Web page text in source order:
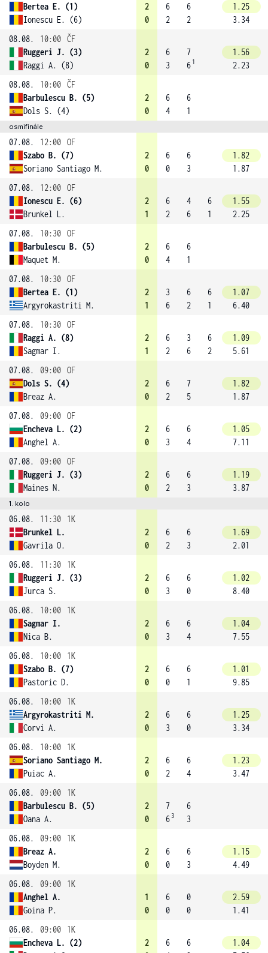
Bertea E. (1)
Ionescu E. (6)
2
0
6
2
6
2
1.25
3.34
08.08.
10:00 ČF
Ruggeri J. (3)
Raggi A. (8)
2
0
6
3
7
6 1
1.56
2.23
08.08.
10:00 ČF
Barbulescu B. (5)
Dols S. (4)
2
0
6
4
6
1
osmifinále
07.08. 12:00 OF
Szabo B. (7)
Soriano Santiago M.
2
0
6
0
6
3
1.82
1.87
07.08.
12:00 OF
Ionescu E. (6)
Brunkel L.
2
1
6
2
4
6
6
1
1.55
2.25
07.08.
10:30 OF
Barbulescu B. (5)
Maquet M.
2
0
6
4
6
1
07.08.
10:30 OF
Bertea E. (1)
Argyrokastriti M.
2
1
3
6
6
2
6
1
1.07
6.40
07.08.
10:30 OF
Raggi A. (8)
Sagmar I.
2
1
6
2
3
6
6
2
1.09
5.61
07.08.
09:00 OF
Dols S. (4)
Breaz A.
2
0
6
2
7
5
1.82
1.87
07.08.
09:00 OF
Encheva L. (2)
Anghel A.
2
0
6
3
6
4
1.05
7.11
07.08.
09:00 OF
Ruggeri J. (3)
Maines N.
2
0
6
2
6
3
1.19
3.87
1. kolo
06.08. 11:30
1K
Brunkel L.
Gavrila O.
2
0
6
2
6
3
1.69
2.01
06.08.
11:30
1K
Ruggeri J. (3)
Jurca S.
2
0
6
3
6
0
1.02
8.40
06.08.
10:00
1K
Sagmar I.
Nica B.
2
0
6
3
6
4
1.04
7.55
06.08.
10:00
1K
Szabo B. (7)
Pastoric D.
2
0
6
0
6
1
1.01
9.85
06.08.
10:00
1K
Argyrokastriti M.
Corvi A.
2
0
6
3
6
0
1.25
3.34
06.08.
10:00
1K
Soriano Santiago M.
Puiac A.
2
0
6
2
6
4
1.23
3.47
06.08.
09:00
1K
Barbulescu B. (5)
Oana A.
2
0
7
6 3
6
3
06.08.
09:00
1K
Breaz A.
Boyden M.
2
0
6
0
6
3
1.15
4.49
06.08.
09:00
1K
Anghel A.
Goina P.
1
0
6
0
0
0
2.59
1.41
06.08.
09:00
1K
Encheva L. (2)
2
6
6
1.04